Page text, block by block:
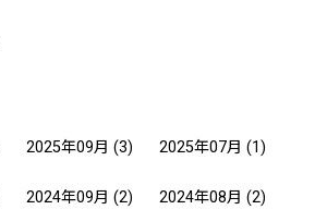
2025年09月 (3) 2025年07月 (1)
2024年09月 (2) 2024年08月 (2)